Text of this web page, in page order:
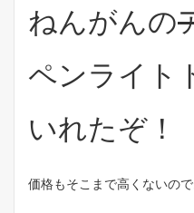
ねんがんの
ペンライト
いれたぞ！
価格もそこまで高くないので